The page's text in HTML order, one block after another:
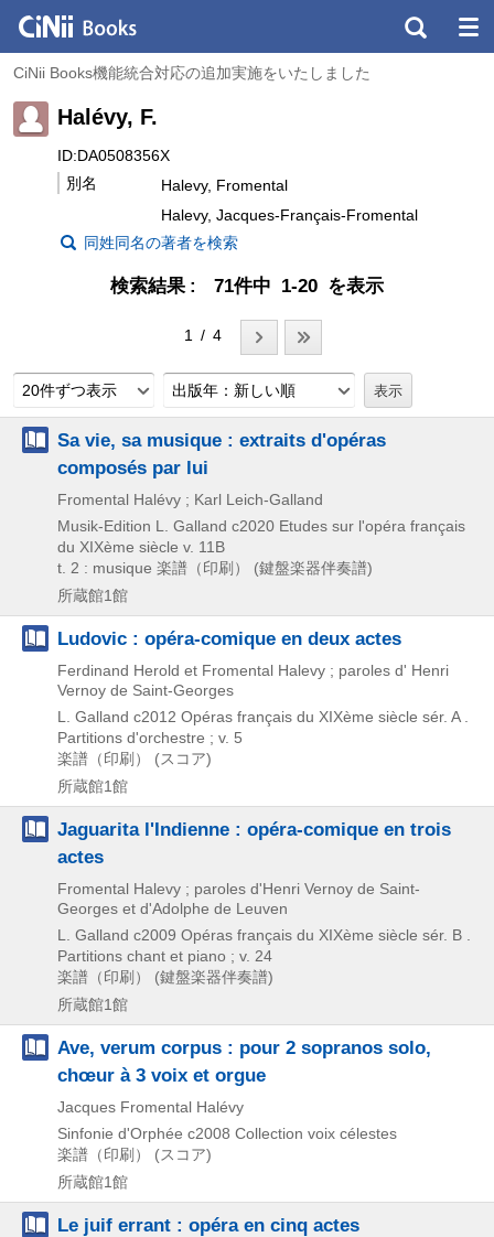
CiNii Books機能統合対応の追加実施をいたしました
Halévy, F.
ID:DA0508356X
別名
Halevy, Fromental
Halevy, Jacques-Français-Fromental
同姓同名の著者を検索
検索結果 71件中 1-20 を表示
1 / 4
20件ずつ表示 出版年：新しい順
Sa vie, sa musique : extraits d'opéras
composés par lui
Fromental Halévy ; Karl Leich-Galland
Musik-Edition L. Galland c2020 Etudes sur l'opéra français
du XIXème siècle v. 11B
t. 2 : musique 楽譜（印刷） (鍵盤楽器伴奏譜)
所蔵館1館
Ludovic : opéra-comique en deux actes
Ferdinand Herold et Fromental Halevy ; paroles d' Henri
Vernoy de Saint-Georges
L. Galland c2012 Opéras français du XIXème siècle sér. A .
Partitions d'orchestre ; v. 5
楽譜（印刷） (スコア)
所蔵館1館
Jaguarita l'Indienne : opéra-comique en trois
actes
Fromental Halevy ; paroles d'Henri Vernoy de Saint-
Georges et d'Adolphe de Leuven
L. Galland c2009 Opéras français du XIXème siècle sér. B .
Partitions chant et piano ; v. 24
楽譜（印刷） (鍵盤楽器伴奏譜)
所蔵館1館
Ave, verum corpus : pour 2 sopranos solo,
chœur à 3 voix et orgue
Jacques Fromental Halévy
Sinfonie d'Orphée c2008 Collection voix célestes
楽譜（印刷） (スコア)
所蔵館1館
Le juif errant : opéra en cinq actes